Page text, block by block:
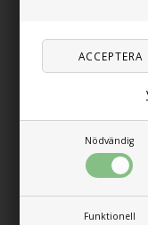
Nödvändig
Funktionell